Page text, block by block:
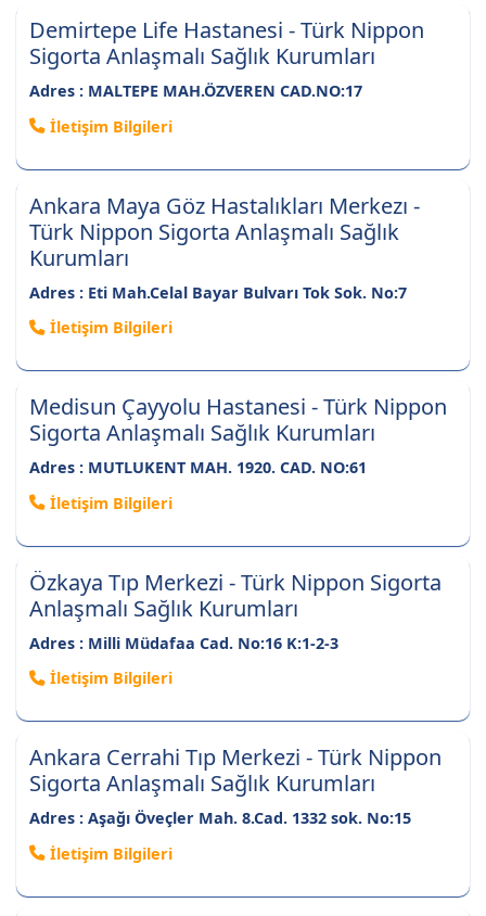
Demirtepe Life Hastanesi - Türk Nippon
Sigorta Anlaşmalı Sağlık Kurumları
Adres : MALTEPE MAH.ÖZVEREN CAD.NO:17
İletişim Bilgileri
Ankara Maya Göz Hastalıkları Merkezı -
Türk Nippon Sigorta Anlaşmalı Sağlık
Kurumları
Adres : Eti Mah.Celal Bayar Bulvarı Tok Sok. No:7
İletişim Bilgileri
Medisun Çayyolu Hastanesi - Türk Nippon
Sigorta Anlaşmalı Sağlık Kurumları
Adres : MUTLUKENT MAH. 1920. CAD. NO:61
İletişim Bilgileri
Özkaya Tıp Merkezi - Türk Nippon Sigorta
Anlaşmalı Sağlık Kurumları
Adres : Milli Müdafaa Cad. No:16 K:1-2-3
İletişim Bilgileri
Ankara Cerrahi Tıp Merkezi - Türk Nippon
Sigorta Anlaşmalı Sağlık Kurumları
Adres : Aşağı Öveçler Mah. 8.Cad. 1332 sok. No:15
İletişim Bilgileri